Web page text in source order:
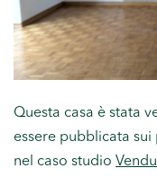
Questa casa è stata
essere pubblicata
nel caso studio